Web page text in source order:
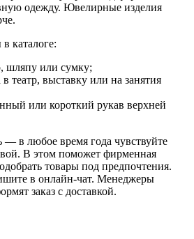
одежду. Ювелирные изделия
каталоге:
шляпу или сумку;
в театр, выставку или на занятия
или короткий рукав верхней
— в любое время года чувствуйте
В этом поможет фирменная
товары под предпочтения.
в онлайн-чат. Менеджеры
заказ с доставкой.